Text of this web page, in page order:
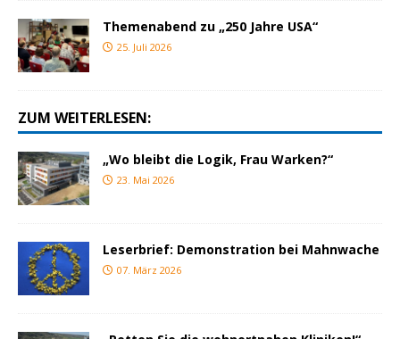
Themenabend zu „250 Jahre USA“
25. Juli 2026
ZUM WEITERLESEN:
„Wo bleibt die Logik, Frau Warken?“
23. Mai 2026
Leserbrief: Demonstration bei Mahnwache
07. März 2026